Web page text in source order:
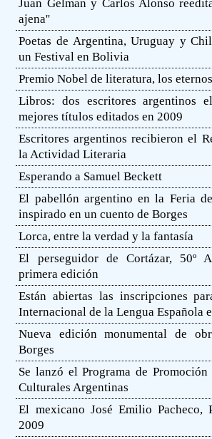
Juan Gelman y Carlos Alonso
ajena''
Poetas de Argentina, Uruguay y
un Festival en Bolivia
Premio Nobel de literatura, los
Libros: dos escritores argentinos
mejores títulos editados en 2009
Escritores argentinos recibieron el
la Actividad Literaria
Esperando a Samuel Beckett
El pabellón argentino en la Feria
inspirado en un cuento de Borges
Lorca, entre la verdad y la fantasía
El perseguidor de Cortázar, 50º
primera edición
Están abiertas las inscripciones
Internacional de la Lengua Española
Nueva edición monumental de
Borges
Se lanzó el Programa de Promoción
Culturales Argentinas
El mexicano José Emilio Pacheco,
2009